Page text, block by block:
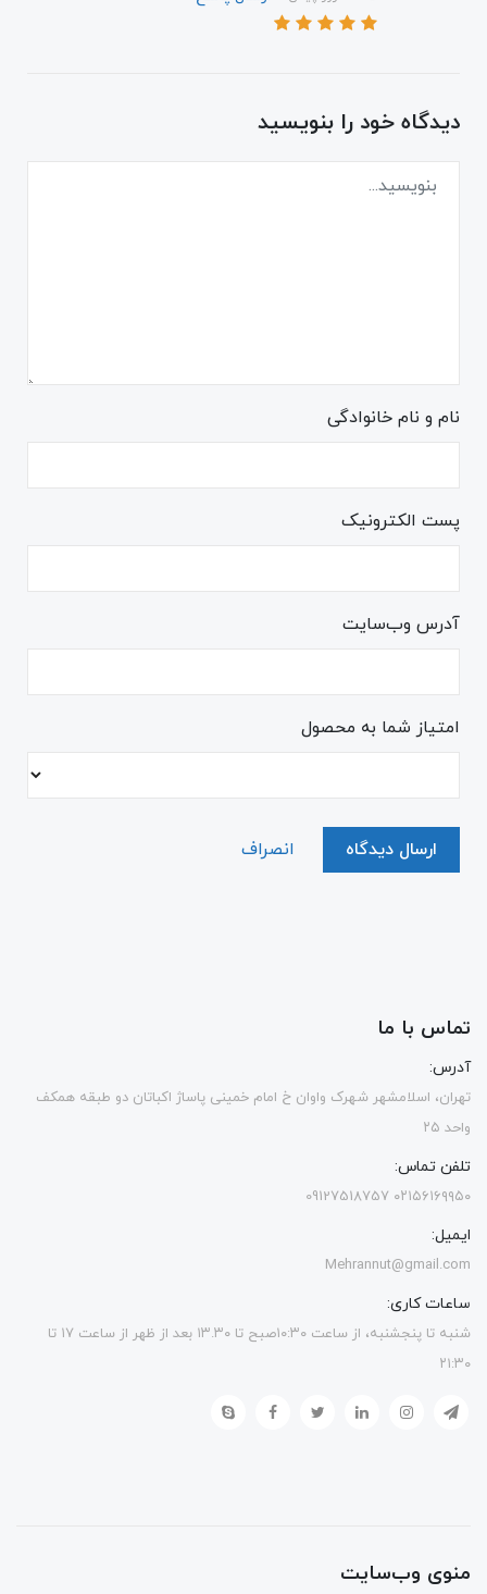
دیدگاه خود را بنویسید
نام و نام خانوادگی
پست الکترونیک
آدرس وب‌سایت
امتیاز شما به محصول
ارسال دیدگاه انصراف
تماس با ما
آدرس:
تهران، اسلامشهر شهرک واوان خ امام خمینی پاساژ اکباتان دو طبقه همکف
واحد ۲۵
تلفن تماس:
۰۲۱۵۶۱۶۹۹۵۰ 09127518757
ایمیل:
Mehrannut@gmail.com
ساعات کاری:
شنبه تا پنجشنبه، از ساعت ۱۰:۳۰صبح تا ۱۳.۳۰ بعد از ظهر از ساعت ۱۷ تا
۲۱:۳۰
منوی وب‌سایت